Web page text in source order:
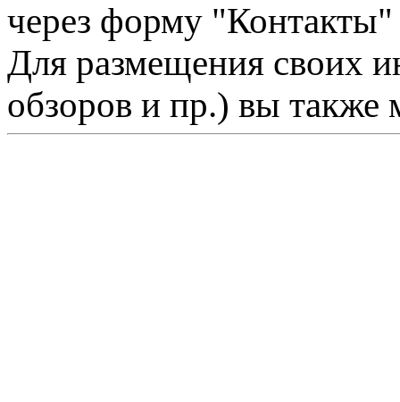
через форму "Контакты"
Для размещения своих
обзоров и пр.) вы также